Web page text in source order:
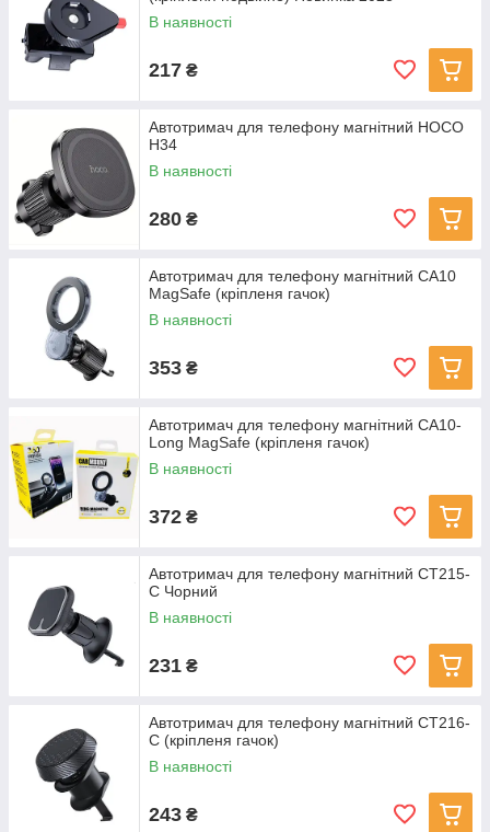
В наявності
217 ₴
Автотримач для телефону магнітний HOCO
H34
В наявності
280 ₴
Автотримач для телефону магнітний CA10
MagSafe (кріпленя гачок)
В наявності
353 ₴
Автотримач для телефону магнітний CA10-
Long MagSafe (кріпленя гачок)
В наявності
372 ₴
Автотримач для телефону магнітний CT215-
C Чорний
В наявності
231 ₴
Автотримач для телефону магнітний CT216-
С (кріпленя гачок)
В наявності
243 ₴